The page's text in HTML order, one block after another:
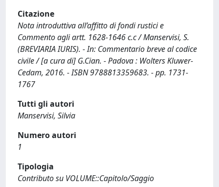
Citazione
Nota introduttiva all’affitto di fondi rustici e
Commento agli artt. 1628-1646 c.c / Manservisi, S.
(BREVIARIA IURIS). - In: Commentario breve al codice
civile / [a cura di] G.Cian. - Padova : Wolters Kluwer-
Cedam, 2016. - ISBN 9788813359683. - pp. 1731-
1767
Tutti gli autori
Manservisi, Silvia
Numero autori
1
Tipologia
Contributo su VOLUME::Capitolo/Saggio